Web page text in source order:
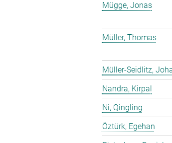
Mügge, Jonas
Müller, Thomas
Müller-Seidlitz,
Nandra, Kirpal
Ni, Qingling
Öztürk, Egehan